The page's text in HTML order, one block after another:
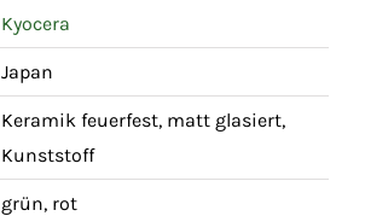
Kyocera
Japan
Keramik feuerfest, matt glasiert,
Kunststoff
grün, rot